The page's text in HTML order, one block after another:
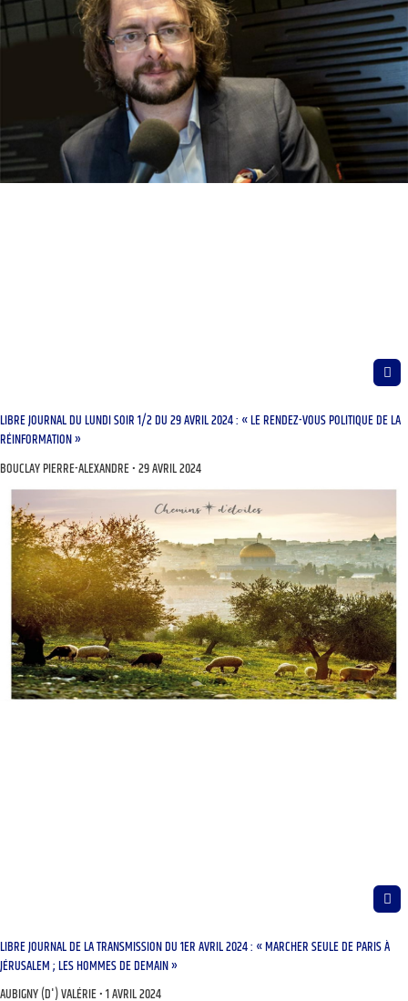
LIBRE JOURNAL DU LUNDI SOIR 1/2 DU 29 AVRIL 2024 : « LE RENDEZ-VOUS POLITIQUE DE LA
RÉINFORMATION »
BOUCLAY PIERRE-ALEXANDRE 29 AVRIL 2024
LIBRE JOURNAL DE LA TRANSMISSION DU 1ER AVRIL 2024 : « MARCHER SEULE DE PARIS À
JÉRUSALEM ; LES HOMMES DE DEMAIN »
AUBIGNY (D') VALÉRIE 1 AVRIL 2024